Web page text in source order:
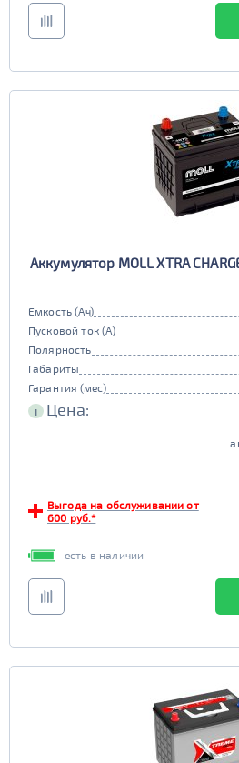
Аккумулятор MOLL XTRA
Емкость (Ач)
Пусковой ток (А)
Полярность
Габариты
Гарантия (мес)
i Цена:
Выгода на обслуживании от
600 руб.*
есть в наличии